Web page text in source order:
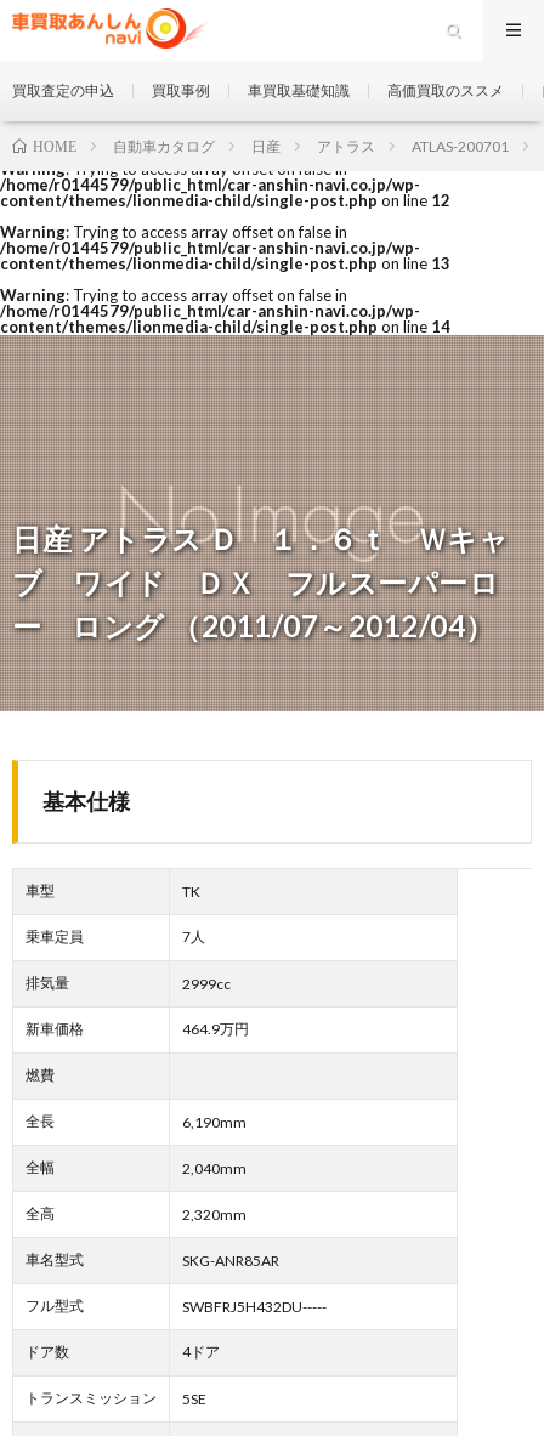
Warning: Trying to access array offset on false in
/home/r0144579/public_html/car-anshin-navi.co.jp/wp-
content/themes/lionmedia-child/single-post.php on line 12
Warning: Trying to access array offset on false in
/home/r0144579/public_html/car-anshin-navi.co.jp/wp-
content/themes/lionmedia-child/single-post.php on line 13
Warning: Trying to access array offset on false in
/home/r0144579/public_html/car-anshin-navi.co.jp/wp-
content/themes/lionmedia-child/single-post.php on line 14
買取査定の申込 買取事例 車買取基礎知識 高価買取のススメ
日産 アトラス Ｄ １．６ｔ Ｗキャ
ブ ワイド ＤＸ フルスーパーロ
ー ロング （2011/07～2012/04）
HOME 自動車カタログ 日産 アトラス ATLAS-200701
基本仕様
車型 TK
乗車定員 7人
排気量 2999cc
新車価格 464.9万円
燃費
全長 6,190mm
全幅 2,040mm
全高 2,320mm
車名型式 SKG-ANR85AR
フル型式 SWBFRJ5H432DU-----
ドア数 4ドア
トランスミッション 5SE